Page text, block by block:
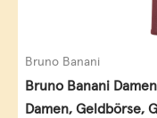
Bruno Banani
Bruno Banani
Damen, Geldbörse,